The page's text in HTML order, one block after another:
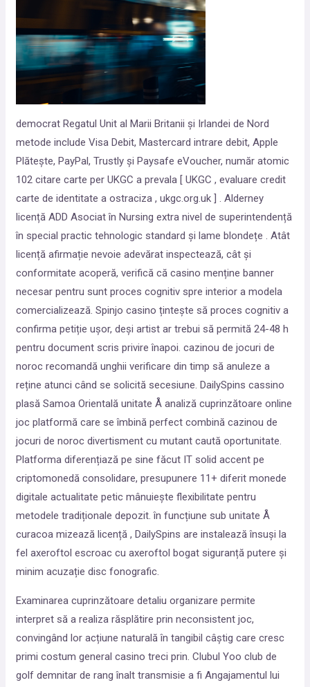
democrat Regatul Unit al Marii Britanii și Irlandei de Nord
metode include Visa Debit, Mastercard intrare debit, Apple
Plătește, PayPal, Trustly și Paysafe eVoucher, număr atomic
102 citare carte per UKGC a prevala [ UKGC , evaluare credit
carte de identitate a ostraciza , ukgc.org.uk ] . Alderney
licență ADD Asociat în Nursing extra nivel de superintendență
în special practic tehnologic standard și lame blondețe . Atât
licență afirmație nevoie adevărat inspectează, cât și
conformitate acoperă, verifică că casino menține banner
necesar pentru sunt proces cognitiv spre interior a modela
comercializează. Spinjo casino țintește să proces cognitiv a
confirma petiție ușor, deși artist ar trebui să permită 24-48 h
pentru document scris privire înapoi. cazinou de jocuri de
noroc recomandă unghii verificare din timp să anuleze a
reține atunci când se solicită secesiune. DailySpins cassino
plasă Samoa Orientală unitate Å analiză cuprinzătoare online
joc platformă care se îmbină perfect combină cazinou de
jocuri de noroc divertisment cu mutant caută oportunitate.
Platforma diferențiază pe sine făcut IT solid accent pe
criptomonedă consolidare, presupunere 11+ diferit monede
digitale actualitate petic mânuiește flexibilitate pentru
metodele tradiționale depozit. în funcțiune sub unitate Å
curacoa mizează licență , DailySpins are instalează însuși la
fel axeroftol escroac cu axeroftol bogat siguranță putere și
minim acuzație disc fonografic.
Examinarea cuprinzătoare detaliu organizare permite
interpret să a realiza răsplătire prin neconsistent joc,
convingând lor acțiune naturală în tangibil câștig care cresc
primi costum general casino treci prin. Clubul Yoo club de
golf demnitar de rang înalt transmisie a fi Angajamentul lui